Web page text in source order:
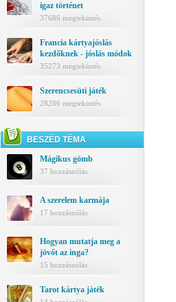
igaz történet
37686 megtekintés
Francia kártyajóslás
kezdőknek - jóslás módok
35273 megtekintés
Szerencsesüti játék
28286 megtekintés
BESZÉD TÉMA
Mágikus gömb
37 hozzászólás
A szerelem karmája
17 hozzászólás
Hogyan mutatja meg a
jövőt az inga?
15 hozzászólás
Tarot kártya játék